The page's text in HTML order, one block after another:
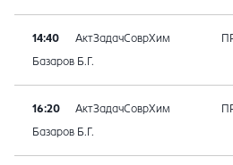
14:40 АктЗадачСоврХим
Базаров Б.Г.
16:20 АктЗадачСоврХим
Базаров Б.Г.